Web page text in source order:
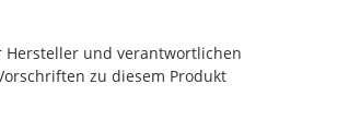
Hersteller und verantwortlichen
zu diesem Produkt